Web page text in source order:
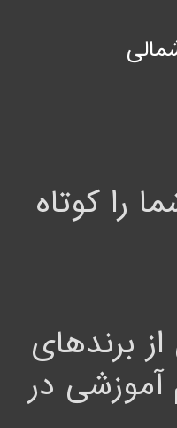
را کوتاه
برندهای
آموزشی در